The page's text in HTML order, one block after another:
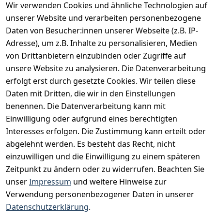
Wir verwenden Cookies und ähnliche Technologien auf
unserer Website und verarbeiten personenbezogene
Daten von Besucher:innen unserer Webseite (z.B. IP-
Adresse), um z.B. Inhalte zu personalisieren, Medien
von Drittanbietern einzubinden oder Zugriffe auf
unsere Website zu analysieren. Die Datenverarbeitung
erfolgt erst durch gesetzte Cookies. Wir teilen diese
Daten mit Dritten, die wir in den Einstellungen
benennen. Die Datenverarbeitung kann mit
Einwilligung oder aufgrund eines berechtigten
Interesses erfolgen. Die Zustimmung kann erteilt oder
abgelehnt werden. Es besteht das Recht, nicht
einzuwilligen und die Einwilligung zu einem späteren
Zeitpunkt zu ändern oder zu widerrufen. Beachten Sie
unserImpressum und weitere Hinweise zur
Verwendung personenbezogener Daten in unserer
Datenschutzerklärung.
Vertrag widerrufen
INFORMATIONEN
Widerrufsrecht
Datenschutz
Unser Unternehmen
Charity & Wohltätigkeit
BESUCHE UNS